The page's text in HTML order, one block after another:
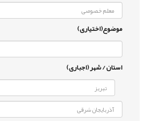
موضوع(اختیاری)
استان / شهر (اجباری)